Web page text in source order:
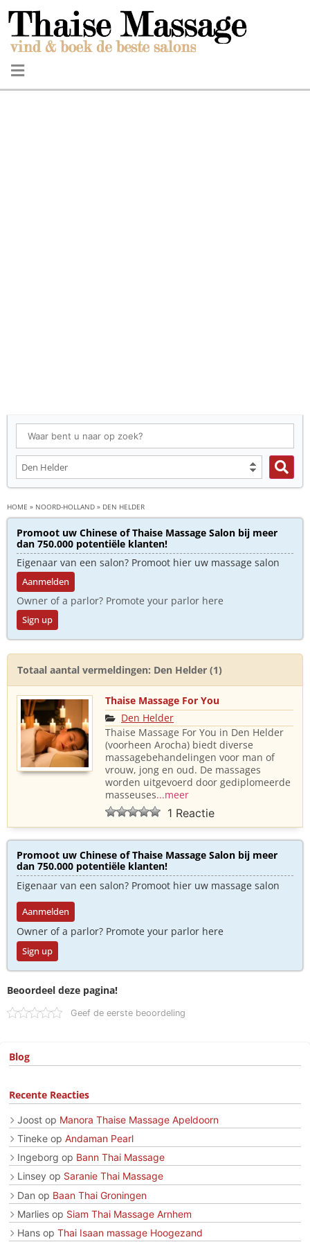
HOME » NOORD-HOLLAND » DEN HELDER
Promoot uw Chinese of Thaise Massage Salon bij meer
dan 750.000 potentiële klanten!
Eigenaar van een salon? Promoot hier uw massage salon
Aanmelden
Owner of a parlor? Promote your parlor here
Sign up
Totaal aantal vermeldingen: Den Helder (1)
Thaise Massage For You
Den Helder
Thaise Massage For You in Den Helder
(voorheen Arocha) biedt diverse
massagebehandelingen voor man of
vrouw, jong en oud. De massages
worden uitgevoerd door gediplomeerde
masseuses...meer
1 Reactie
Promoot uw Chinese of Thaise Massage Salon bij meer
dan 750.000 potentiële klanten!
Eigenaar van een salon? Promoot hier uw massage salon
Aanmelden
Owner of a parlor? Promote your parlor here
Sign up
Beoordeel deze pagina!
Geef de eerste beoordeling
Blog
Recente Reacties
Joost op Manora Thaise Massage Apeldoorn
Tineke op Andaman Pearl
Ingeborg op Bann Thai Massage
Linsey op Saranie Thai Massage
Dan op Baan Thai Groningen
Marlies op Siam Thai Massage Arnhem
Hans op Thai Isaan massage Hoogezand